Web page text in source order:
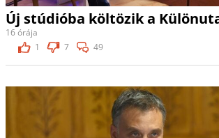
Új stúdióba költözik a
16 órája
1
7 49